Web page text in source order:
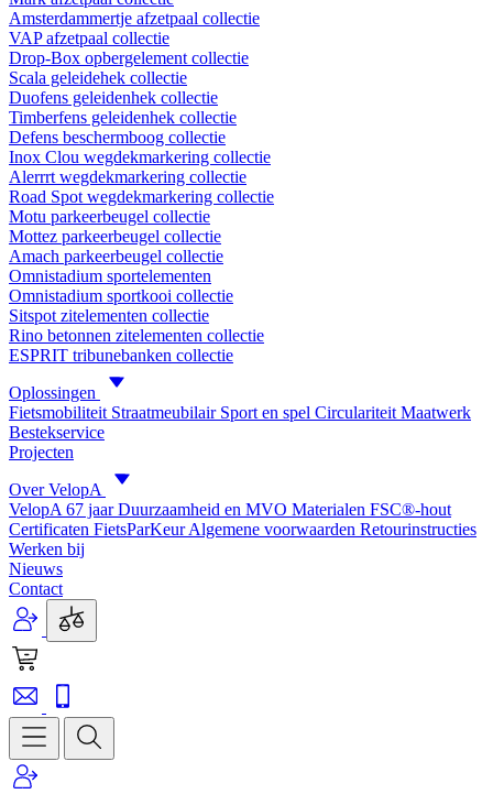
Amsterdammertje afzetpaal collectie
VAP afzetpaal collectie
Drop-Box opbergelement collectie
Scala geleidehek collectie
Duofens geleidenhek collectie
Timberfens geleidenhek collectie
Defens beschermboog collectie
Inox Clou wegdekmarkering collectie
Alerrrt wegdekmarkering collectie
Road Spot wegdekmarkering collectie
Motu parkeerbeugel collectie
Mottez parkeerbeugel collectie
Amach parkeerbeugel collectie
Omnistadium sportelementen
Omnistadium sportkooi collectie
Sitspot zitelementen collectie
Rino betonnen zitelementen collectie
ESPRIT tribunebanken collectie
Oplossingen
Fietsmobiliteit Straatmeubilair Sport en spel Circulariteit Maatwerk
Bestekservice
Projecten
Over VelopA
VelopA 67 jaarDuurzaamheid en MVO Materialen FSC®-hout
Certificaten FietsParKeurAlgemene voorwaarden Retourinstructies
Werken bij
Nieuws
Contact